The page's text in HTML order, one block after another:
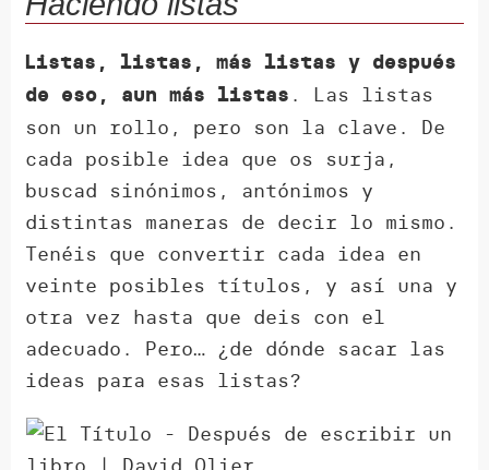
Listas, listas, más listas y después
de eso, aun más listas . Las listas
son un rollo, pero son la clave. De
cada posible idea que os surja,
buscad sinónimos, antónimos y
distintas maneras de decir lo mismo.
Tenéis que convertir cada idea en
veinte posibles títulos, y así una y
otra vez hasta que deis con el
adecuado. Pero… ¿de dónde sacar las
ideas para esas listas?